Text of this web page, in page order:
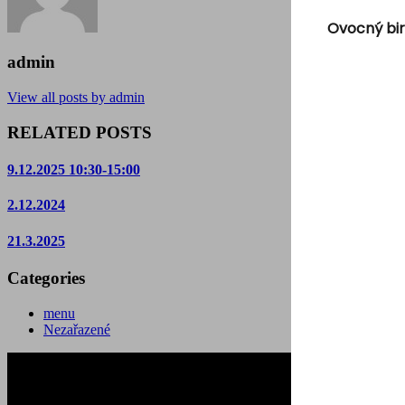
admin
View all posts by admin
RELATED POSTS
9.12.2025 10:30-15:00
2.12.2024
21.3.2025
Categories
menu
Nezařazené
Ovocný